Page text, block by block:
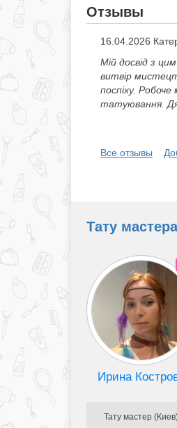
Отзывы
16.04.2026
Мій досвід з
витвір
поспіху.
татуювання.
Все отзывы
Тату
Ирина
Тату мастер